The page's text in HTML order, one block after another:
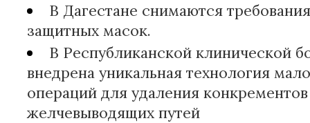
В Дагестане снимаются
защитных масок.
В Республиканской клинической
внедрена уникальная технология
операций для удаления
желчевыводящих путей